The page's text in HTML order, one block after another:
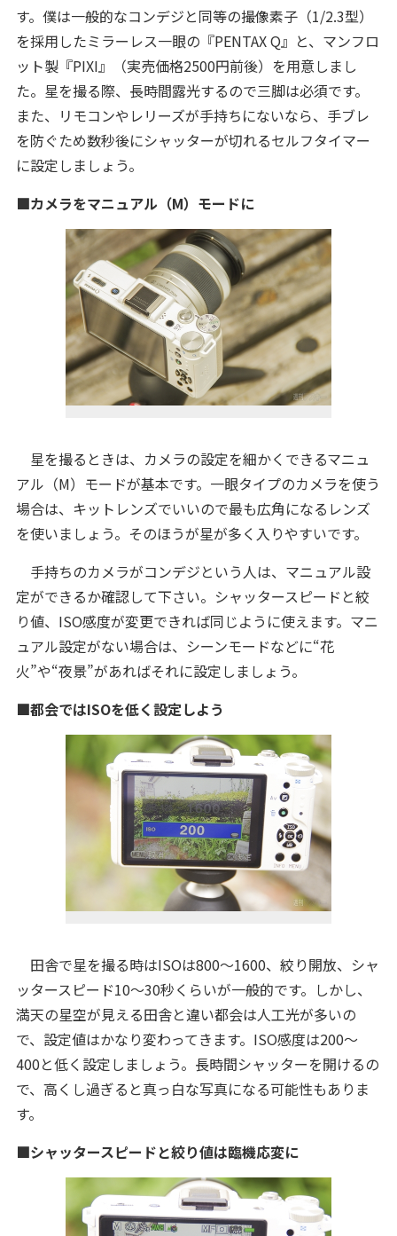
す。僕は一般的なコンデジと同等の撮像素子（1/2.3型）
を採用したミラーレス一眼の『PENTAX Q』と、マンフロ
ット製『PIXI』（実売価格2500円前後）を用意しまし
た。星を撮る際、長時間露光するので三脚は必須です。
また、リモコンやレリーズが手持ちにないなら、手ブレ
を防ぐため数秒後にシャッターが切れるセルフタイマー
に設定しましょう。
■カメラをマニュアル（M）モードに
星を撮るときは、カメラの設定を細かくできるマニュ
アル（M）モードが基本です。一眼タイプのカメラを使う
場合は、キットレンズでいいので最も広角になるレンズ
を使いましょう。そのほうが星が多く入りやすいです。
手持ちのカメラがコンデジという人は、マニュアル設
定ができるか確認して下さい。シャッタースピードと絞
り値、ISO感度が変更できれば同じように使えます。マニ
ュアル設定がない場合は、シーンモードなどに“花
火”や“夜景”があればそれに設定しましょう。
■都会ではISOを低く設定しよう
田舎で星を撮る時はISOは800～1600、絞り開放、シャ
ッタースピード10～30秒くらいが一般的です。しかし、
満天の星空が見える田舎と違い都会は人工光が多いの
で、設定値はかなり変わってきます。ISO感度は200～
400と低く設定しましょう。長時間シャッターを開けるの
で、高くし過ぎると真っ白な写真になる可能性もありま
す。
■シャッタースピードと絞り値は臨機応変に